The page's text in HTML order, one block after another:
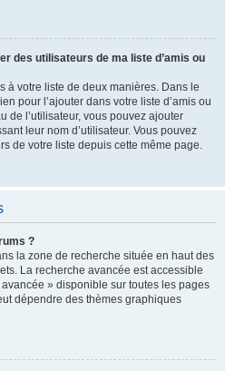
des utilisateurs de ma liste d’amis ou
à votre liste de deux manières. Dans le
pour l’ajouter dans votre liste d’amis ou
de l’utilisateur, vous pouvez ajouter
leur nom d’utilisateur. Vous pouvez
de votre liste depuis cette même page.
?
la zone de recherche située en haut des
La recherche avancée est accessible
» disponible sur toutes les pages
dépendre des thèmes graphiques